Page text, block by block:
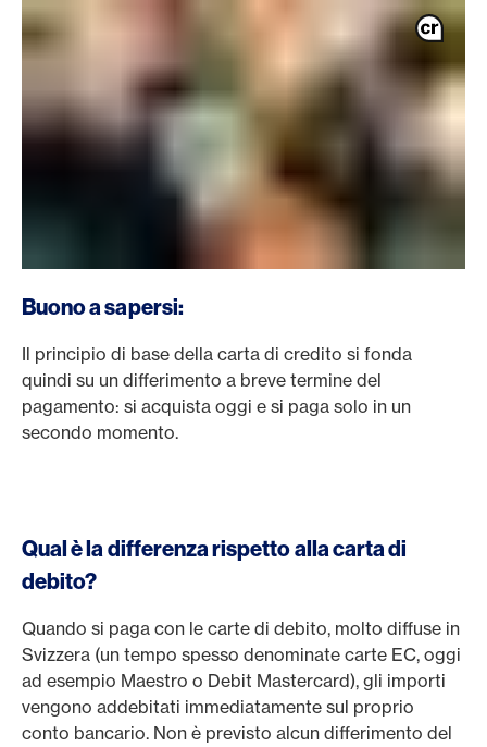
Buono a sapersi:
Il principio di base della carta di credito si fonda
quindi su un differimento a breve termine del
pagamento: si acquista oggi e si paga solo in un
secondo momento.
Qual è la differenza rispetto alla carta di
debito?
Quando si paga con le carte di debito, molto diffuse in
Svizzera (un tempo spesso denominate carte EC, oggi
ad esempio Maestro o Debit Mastercard), gli importi
vengono addebitati immediatamente sul proprio
conto bancario. Non è previsto alcun differimento del